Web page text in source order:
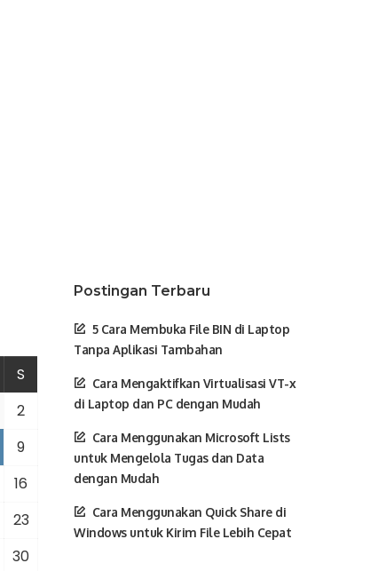
S
2
9
16
23
30
Postingan Terbaru
5 Cara Membuka File BIN di Laptop
Tanpa Aplikasi Tambahan
Cara Mengaktifkan Virtualisasi VT-x
di Laptop dan PC dengan Mudah
Cara Menggunakan Microsoft Lists
untuk Mengelola Tugas dan Data
dengan Mudah
Cara Menggunakan Quick Share di
Windows untuk Kirim File Lebih Cepat